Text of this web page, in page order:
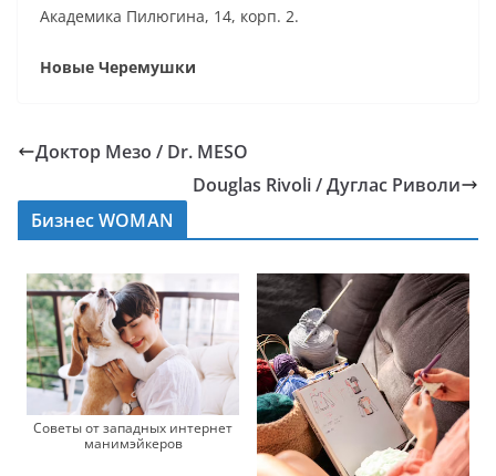
Академика Пилюгина, 14, корп. 2.
Новые Черемушки
Доктор Мезо / Dr. MESO
Douglas Rivoli / Дуглас Риволи
Бизнес WOMAN
Советы от западных интернет
манимэйкеров